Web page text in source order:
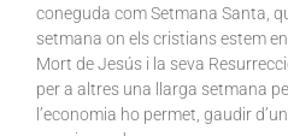
coneguda com Setmana Santa,
setmana on els cristians estem
Mort de Jesús i la seva
per a altres una llarga setmana
l’economia ho permet, gaudir